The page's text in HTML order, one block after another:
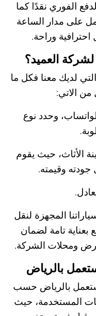
الفوري نقدًا كما
على مدار الساعة
احترافية وراحة.
العميد؟
لديك معنا فكل ما
من الاتي:
وحدد نوع
الأثاث، حيث يقوم
جودته وقيمته.
المجهزة لنقل
بعناية تامة لضمان
ومحلات الشركة.
بالرياض
بالرياض حسب
المستخدمة، حيث